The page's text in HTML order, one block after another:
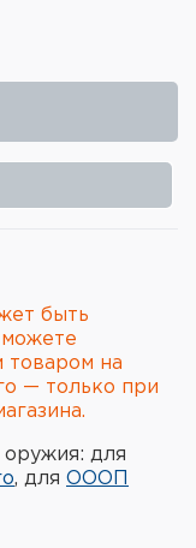
быть
товаром на
— только при
оружия: для
, для ОООП